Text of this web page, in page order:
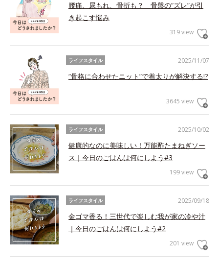
腰痛、尿もれ、骨折も？ 骨盤の“ズレ”が引
き起こす悩み
319 view
2025/11/07
ライフスタイル
“骨格に合わせたニット”で着太りが解決する!?
3645 view
2025/10/02
ライフスタイル
健康的なのに美味しい！万能酢たまねぎソー
ス｜今日のごはんは何にしよう#3
199 view
2025/09/18
ライフスタイル
金ゴマ香る！三世代で楽しむ我が家の冷や汁
｜今日のごはんは何にしよう#2
201 view